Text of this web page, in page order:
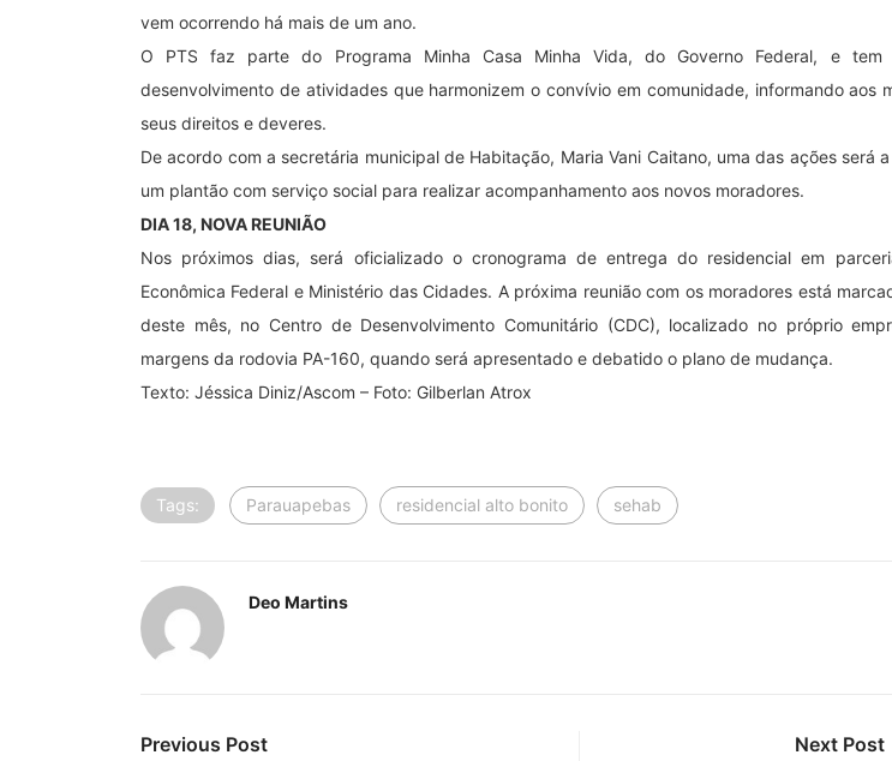
vem ocorrendo há mais de um ano.
O PTS faz parte do Programa Minha Casa Minha Vida, do Governo Federal, e
desenvolvimento de atividades que harmonizem o convívio em comunidade, informando aos
seus direitos e deveres.
De acordo com a secretária municipal de Habitação, Maria Vani Caitano, uma das ações será
um plantão com serviço social para realizar acompanhamento aos novos moradores.
DIA 18, NOVA REUNIÃO
Nos próximos dias, será oficializado o cronograma de entrega do residencial em
Econômica Federal e Ministério das Cidades. A próxima reunião com os moradores está
deste mês, no Centro de Desenvolvimento Comunitário (CDC), localizado no próprio
margens da rodovia PA-160, quando será apresentado e debatido o plano de mudança.
Texto: Jéssica Diniz/Ascom – Foto: Gilberlan Atrox
Tags: Parauapebas residencial alto bonito sehab
Deo Martins
Previous Post Next Post